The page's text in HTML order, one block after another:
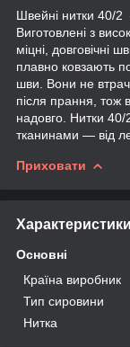
Швейні нитки 40/2
Виготовлені з
міцні, довговічні
плавно ковзають
шви. Вони не
після прання, тож
надовго. Нитки 40/
тканинами — від
Приховати
Характеристики
Основні
Країна виробник
Тип сировини
Нитка